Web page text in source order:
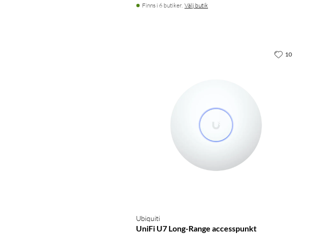
Finns i 6 butiker. Välj butik
Ubiquiti
UniFi U7 Long-Range accesspunkt
10